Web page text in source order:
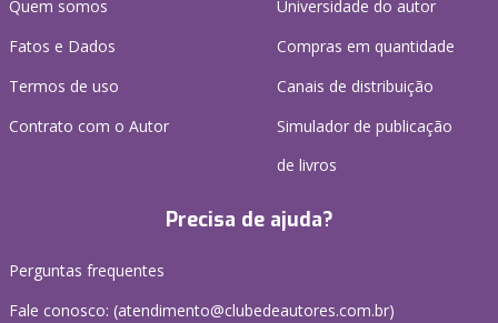
Quem somos
Fatos e Dados
Termos de uso
Contrato com o Autor
Universidade do autor
Compras em quantidade
Canais de distribuição
Simulador de publicação
de livros
Precisa de ajuda?
Perguntas frequentes
Fale conosco: (atendimento@clubedeautores.com.br)